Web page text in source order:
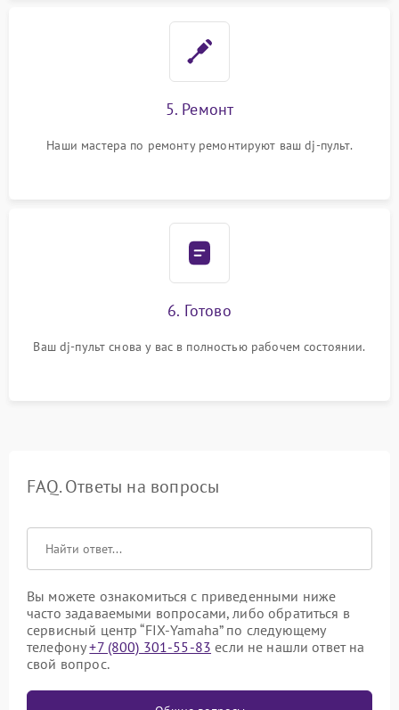
5. Ремонт
Наши мастера по ремонту ремонтируют ваш dj-пульт.
6. Готово
Ваш dj-пульт снова у вас в полностью рабочем состоянии.
FAQ. Ответы на вопросы
Вы можете ознакомиться с приведенными ниже
часто задаваемыми вопросами, либо обратиться в
сервисный центр “FIX-Yamaha” по следующему
телефону+7 (800) 301-55-83 если не нашли ответ на
свой вопрос.